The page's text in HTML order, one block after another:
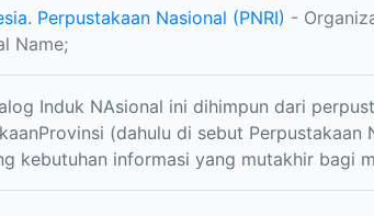
Perpustakaan Nasional (PNRI) -
Name;
Induk NAsional ini dihimpun dari
(dahulu di sebut
kebutuhan informasi yang mutakhir bagi